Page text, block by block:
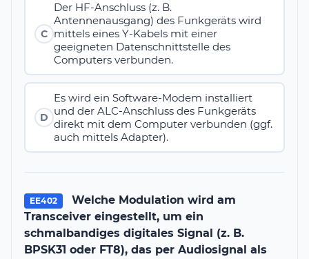
C
Der HF-Anschluss (z. B.
Antennenausgang) des Funkgeräts wird
mittels eines Y-Kabels mit einer
geeigneten Datenschnittstelle des
Computers verbunden.
D
Es wird ein Software-Modem installiert
und der ALC-Anschluss des Funkgeräts
direkt mit dem Computer verbunden (ggf.
auch mittels Adapter).
EE402
Welche Modulation wird am
Transceiver eingestellt, um ein
schmalbandiges digitales Signal (z. B.
BPSK31 oder FT8), das per Audiosignal als